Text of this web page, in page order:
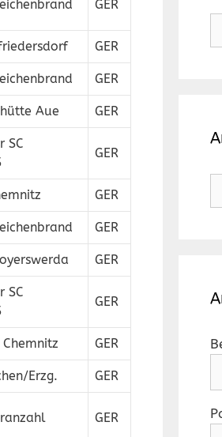
GER
GER
GER
Aue GER
SC
GER
GER
GER
GER
SC
GER
Chemnitz GER
Erzg. GER
GER